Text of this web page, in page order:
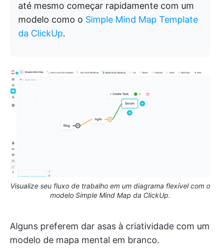
até mesmo começar rapidamente com um
modelo como o Simple Mind Map Template
da ClickUp.
Visualize seu fluxo de trabalho em um diagrama flexível com o
modelo Simple Mind Map da ClickUp.
Alguns preferem dar asas à criatividade com um
modelo de mapa mental em branco.